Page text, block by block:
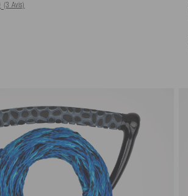
(3 Avis)